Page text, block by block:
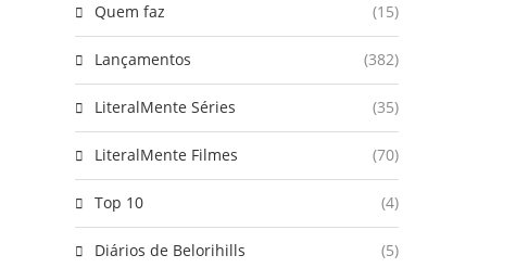
Quem faz (15)
Lançamentos (382)
LiteralMente Séries (35)
LiteralMente Filmes (70)
Top 10 (4)
Diários de Belorihills (5)